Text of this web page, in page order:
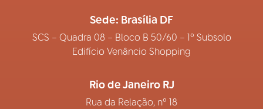
Sede: Brasília DF
SCS – Quadra 08 – Bloco B 50/60 – 1º Subsolo
Edifício Venâncio Shopping
Rio de Janeiro RJ
Rua da Relação, nº 18